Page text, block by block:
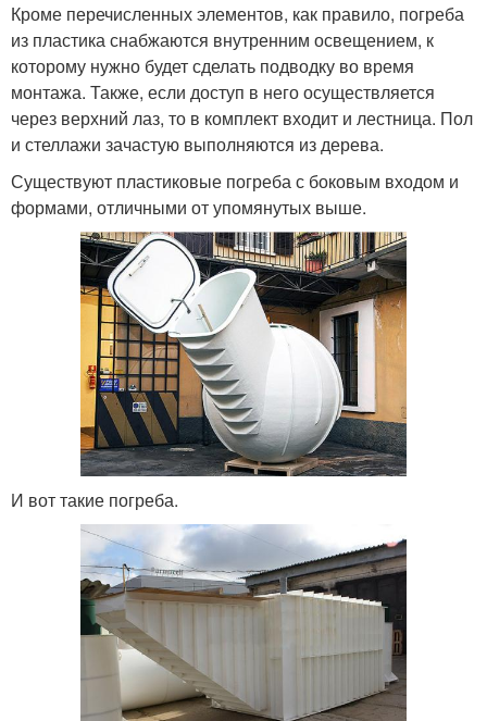
Кроме перечисленных элементов, как правило, погреба
из пластика снабжаются внутренним освещением, к
которому нужно будет сделать подводку во время
монтажа. Также, если доступ в него осуществляется
через верхний лаз, то в комплект входит и лестница. Пол
и стеллажи зачастую выполняются из дерева.
Существуют пластиковые погреба с боковым входом и
формами, отличными от упомянутых выше.
И вот такие погреба.